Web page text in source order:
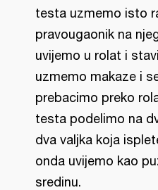
testa uzmemo isto
pravougaonik na
uvijemo u rolat i
uzmemo makaze i
prebacimo preko
testa podelimo na
dva valjka koja
onda uvijemo kao
sredinu.